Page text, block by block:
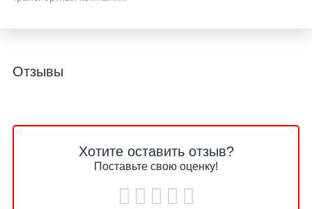
Отзывы
Хотите оставить отзыв?
Поставьте свою оценку!